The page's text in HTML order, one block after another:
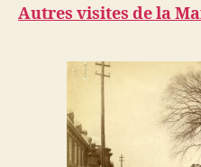
Autres visites de la